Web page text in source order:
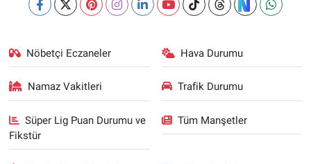
Nöbetçi Eczaneler Hava Durumu
Namaz Vakitleri Trafik Durumu
Süper Lig Puan Durumu ve
Fikstür
Tüm Manşetler